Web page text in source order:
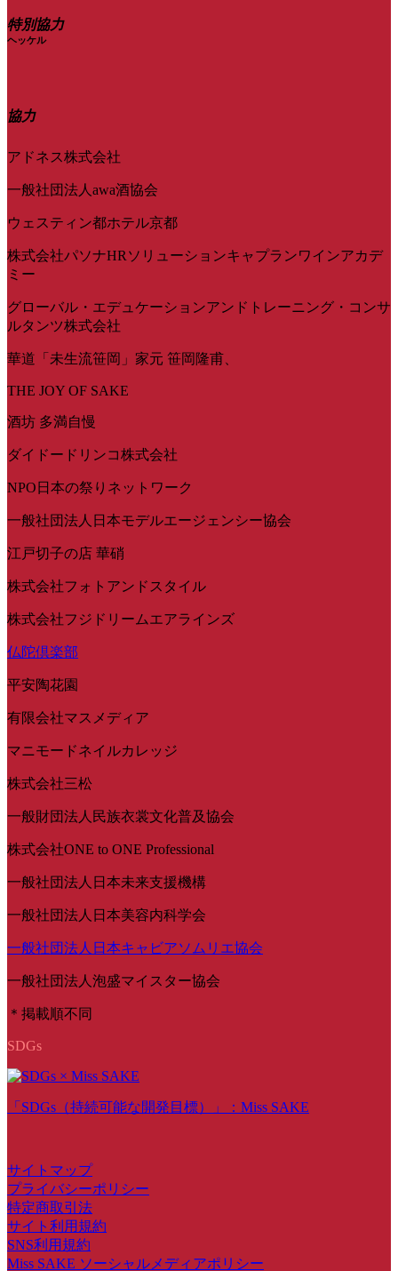
特別協力
ヘッケル
協力
アドネス株式会社
一般社団法人awa酒協会
ウェスティン都ホテル京都
株式会社パソナHRソリューションキャプランワインアカデ
ミー
グローバル・エデュケーションアンドトレーニング・コンサ
ルタンツ株式会社
華道「未生流笹岡」家元 笹岡隆甫、
THE JOY OF SAKE
酒坊 多満自慢
ダイドードリンコ株式会社
NPO日本の祭りネットワーク
一般社団法人日本モデルエージェンシー協会
江戸切子の店 華硝
株式会社フォトアンドスタイル
株式会社フジドリームエアラインズ
仏陀倶楽部
平安陶花園
有限会社マスメディア
マニモードネイルカレッジ
株式会社三松
一般財団法人民族衣裳文化普及協会
株式会社ONE to ONE Professional
一般社団法人日本未来支援機構
一般社団法人日本美容内科学会
一般社団法人日本キャビアソムリエ協会
一般社団法人泡盛マイスター協会
＊掲載順不同
SDGs
「SDGs（持続可能な開発目標）」：Miss SAKE
サイトマップ
プライバシーポリシー
特定商取引法
サイト利用規約
SNS利用規約
Miss SAKE ソーシャルメディアポリシー